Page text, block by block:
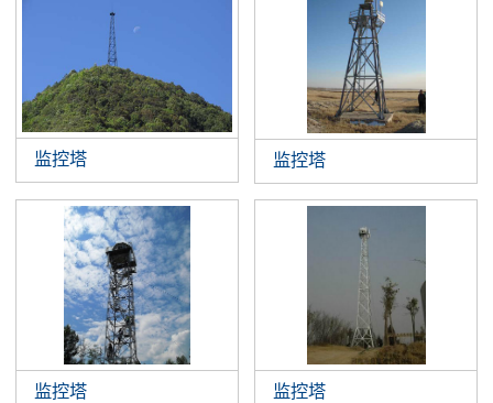
监控塔 监控塔
监控塔 监控塔